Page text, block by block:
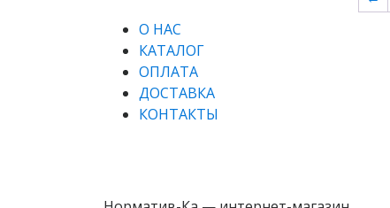
О НАС
КАТАЛОГ
ОПЛАТА
ДОСТАВКА
КОНТАКТЫ